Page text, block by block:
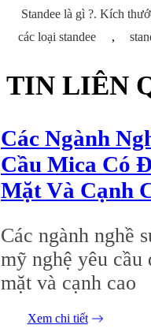
Standee là gì ?. Kích
các loại standee
,
TIN LIÊN
Các Ngành
Cầu Mica Có
Mặt Và Cạnh
Các ngành nghề
mỹ nghệ yêu cầu
mặt và cạnh cao
Xem chi tiết
05/06/2026